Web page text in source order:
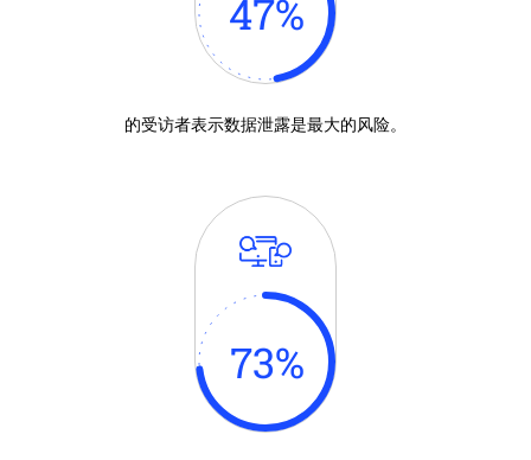
47%
的受访者表示数据泄露是最大的风险。
73%